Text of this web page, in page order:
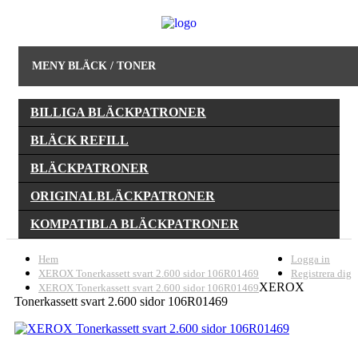
MENY BLÄCK / TONER
BILLIGA BLÄCKPATRONER
BLÄCK REFILL
BLÄCKPATRONER
ORIGINALBLÄCKPATRONER
KOMPATIBLA BLÄCKPATRONER
Hem
XEROX Tonerkassett svart 2.600 sidor 106R01469
XEROX Tonerkassett svart 2.600 sidor 106R01469
Logga in
Registrera dig
XEROX
Tonerkassett svart 2.600 sidor 106R01469